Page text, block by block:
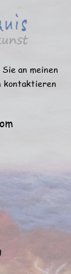
an meinen
kontaktieren